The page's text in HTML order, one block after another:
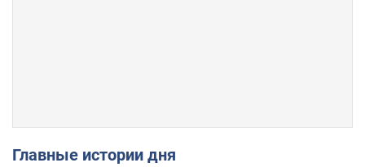
Главные истории дня